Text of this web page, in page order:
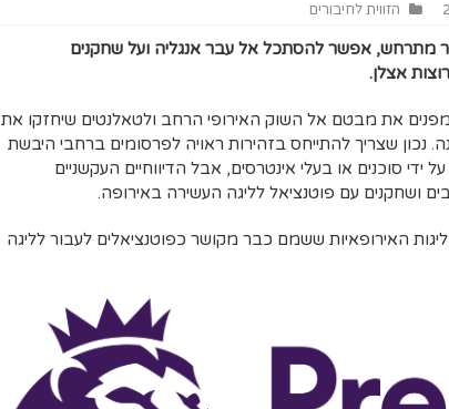
הזווית לחיבורים
מתרחש, אפשר להסתכל אל עבר אנגליה ועל שחקנים
אצלן.
מפנים את מבטם אל השוק האירופי הרחב ולטאלנטים שיחזקו את
נכון שצריך להתייחס בזהירות ראויה לפרסומים ברחבי היבשת
סוכנים או בעלי אינטרסים, אבל הדיווחיים העקשניים
ושחקנים עם פוטנציאל לליגה העשירה באירופה.
האירופאיות ששמם כבר מקושר כפוטנציאלים לעבור לליגה